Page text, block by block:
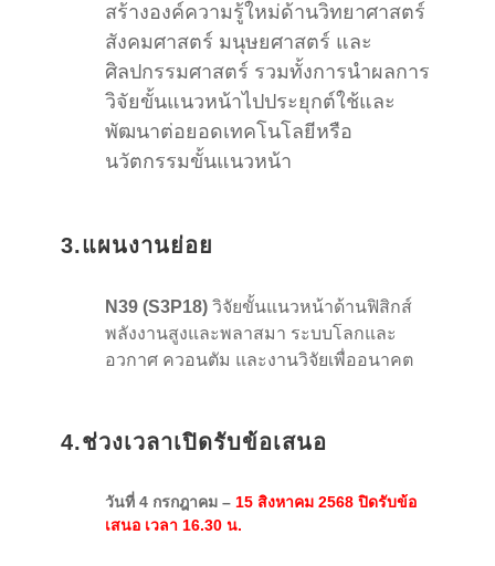
สร้างองค์ความรู้ใหม่ด้านวิทยาศาสตร์
สังคมศาสตร์ มนุษยศาสตร์ และ
ศิลปกรรมศาสตร์ รวมทั้งการนำผลการ
วิจัยขั้นแนวหน้าไปประยุกต์ใช้และ
พัฒนาต่อยอดเทคโนโลยีหรือ
นวัตกรรมขั้นแนวหน้า
3.แผนงานย่อย
N39 (S3P18) วิจัยขั้นแนวหน้าด้านฟิสิกส์
พลังงานสูงและพลาสมา ระบบโลกและ
อวกาศ ควอนตัม และงานวิจัยเพื่ออนาคต
4.ช่วงเวลาเปิดรับข้อเสนอ
วันที่ 4 กรกฎาคม – 15 สิงหาคม 2568 ปิดรับข้อ
เสนอ เวลา 16.30 น.